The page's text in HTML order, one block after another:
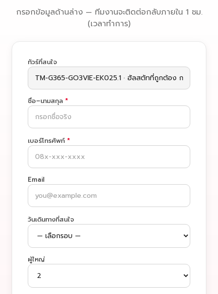
กรอกข้อมูลด้านล่าง — ทีมงานจะติดต่อกลับภายใน 1 ชม.
(เวลาทำการ)
ทัวร์ที่สนใจ
ชื่อ–นามสกุล *
เบอร์โทรศัพท์ *
Email
วันเดินทางที่สนใจ
ผู้ใหญ่